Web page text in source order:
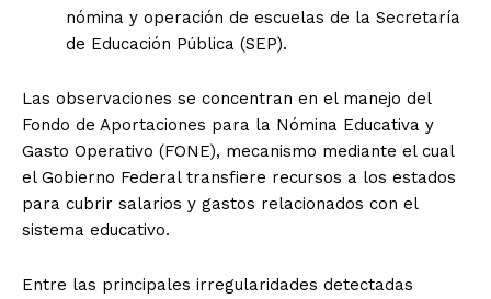
nómina y operación de escuelas de la Secretaría
de Educación Pública (SEP).
Las observaciones se concentran en el manejo del
Fondo de Aportaciones para la Nómina Educativa y
Gasto Operativo (FONE), mecanismo mediante el cual
el Gobierno Federal transfiere recursos a los estados
para cubrir salarios y gastos relacionados con el
sistema educativo.
Entre las principales irregularidades detectadas